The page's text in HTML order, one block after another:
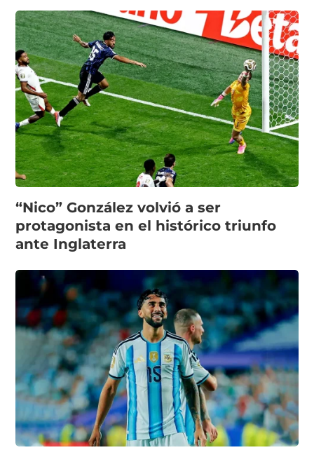
“Nico” González volvió a ser
protagonista en el histórico triunfo
ante Inglaterra